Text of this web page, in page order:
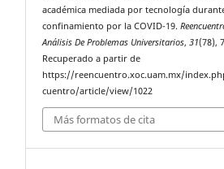
académica mediada por tecnología
confinamiento por la COVID-19.
Análisis De Problemas Universitarios,31(78),
Recuperado a partir de
https://reencuentro.xoc.uam.mx/
cuentro/article/view/1022
Más formatos de cita